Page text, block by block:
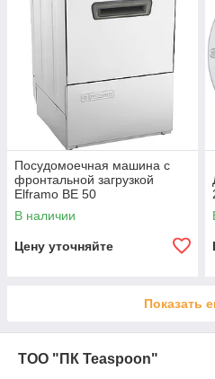
Посудомоечная машина с
фронтальной загрузкой
Elframo BE 50
В наличии
Цену уточняйте
Показать
ТОО "ПК Teaspoon"